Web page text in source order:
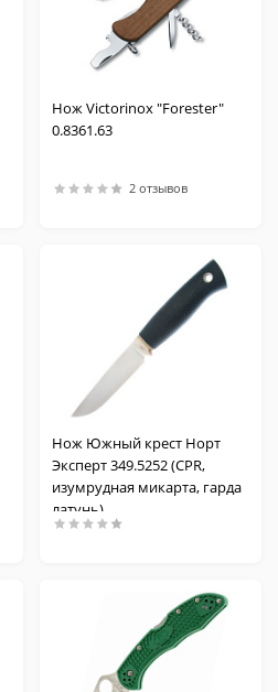
Нож Victorinox "Forester"
0.8361.63
2 отзывов
Нож Южный крест Норт
Эксперт 349.5252 (CPR,
изумрудная микарта, гарда
латунь)